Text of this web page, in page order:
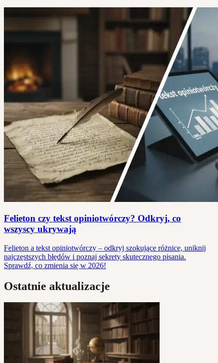
Felieton czy tekst opiniotwórczy? Odkryj, co
wszyscy ukrywają
Felieton a tekst opiniotwórczy – odkryj szokujące różnice, uniknij
najczęstszych błędów i poznaj sekrety skutecznego pisania.
Sprawdź, co zmienia się w 2026!
Ostatnie aktualizacje